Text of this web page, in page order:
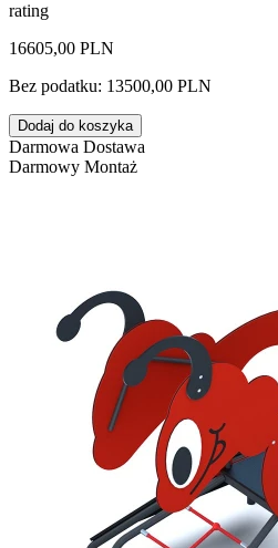
rating
16605,00 PLN
Bez podatku: 13500,00 PLN
Dodaj do koszyka
Darmowa Dostawa
Darmowy Montaż